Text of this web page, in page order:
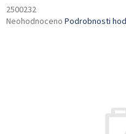
2500232
Průměrné
Neohodnoceno Podrobnosti